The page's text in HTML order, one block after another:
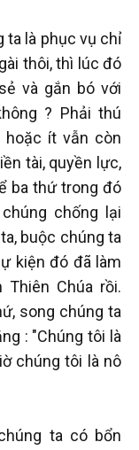
ta là phục vụ chỉ
thôi, thì lúc đó
và gắn bó với
? Phải thú
hoặc ít vẫn còn
tài, quyền lực,
ba thứ trong đó
chống lại
buộc chúng ta
kiện đó đã làm
Chúa rồi.
song chúng ta
: "Chúng tôi là
chúng tôi là nô
ta có bổn